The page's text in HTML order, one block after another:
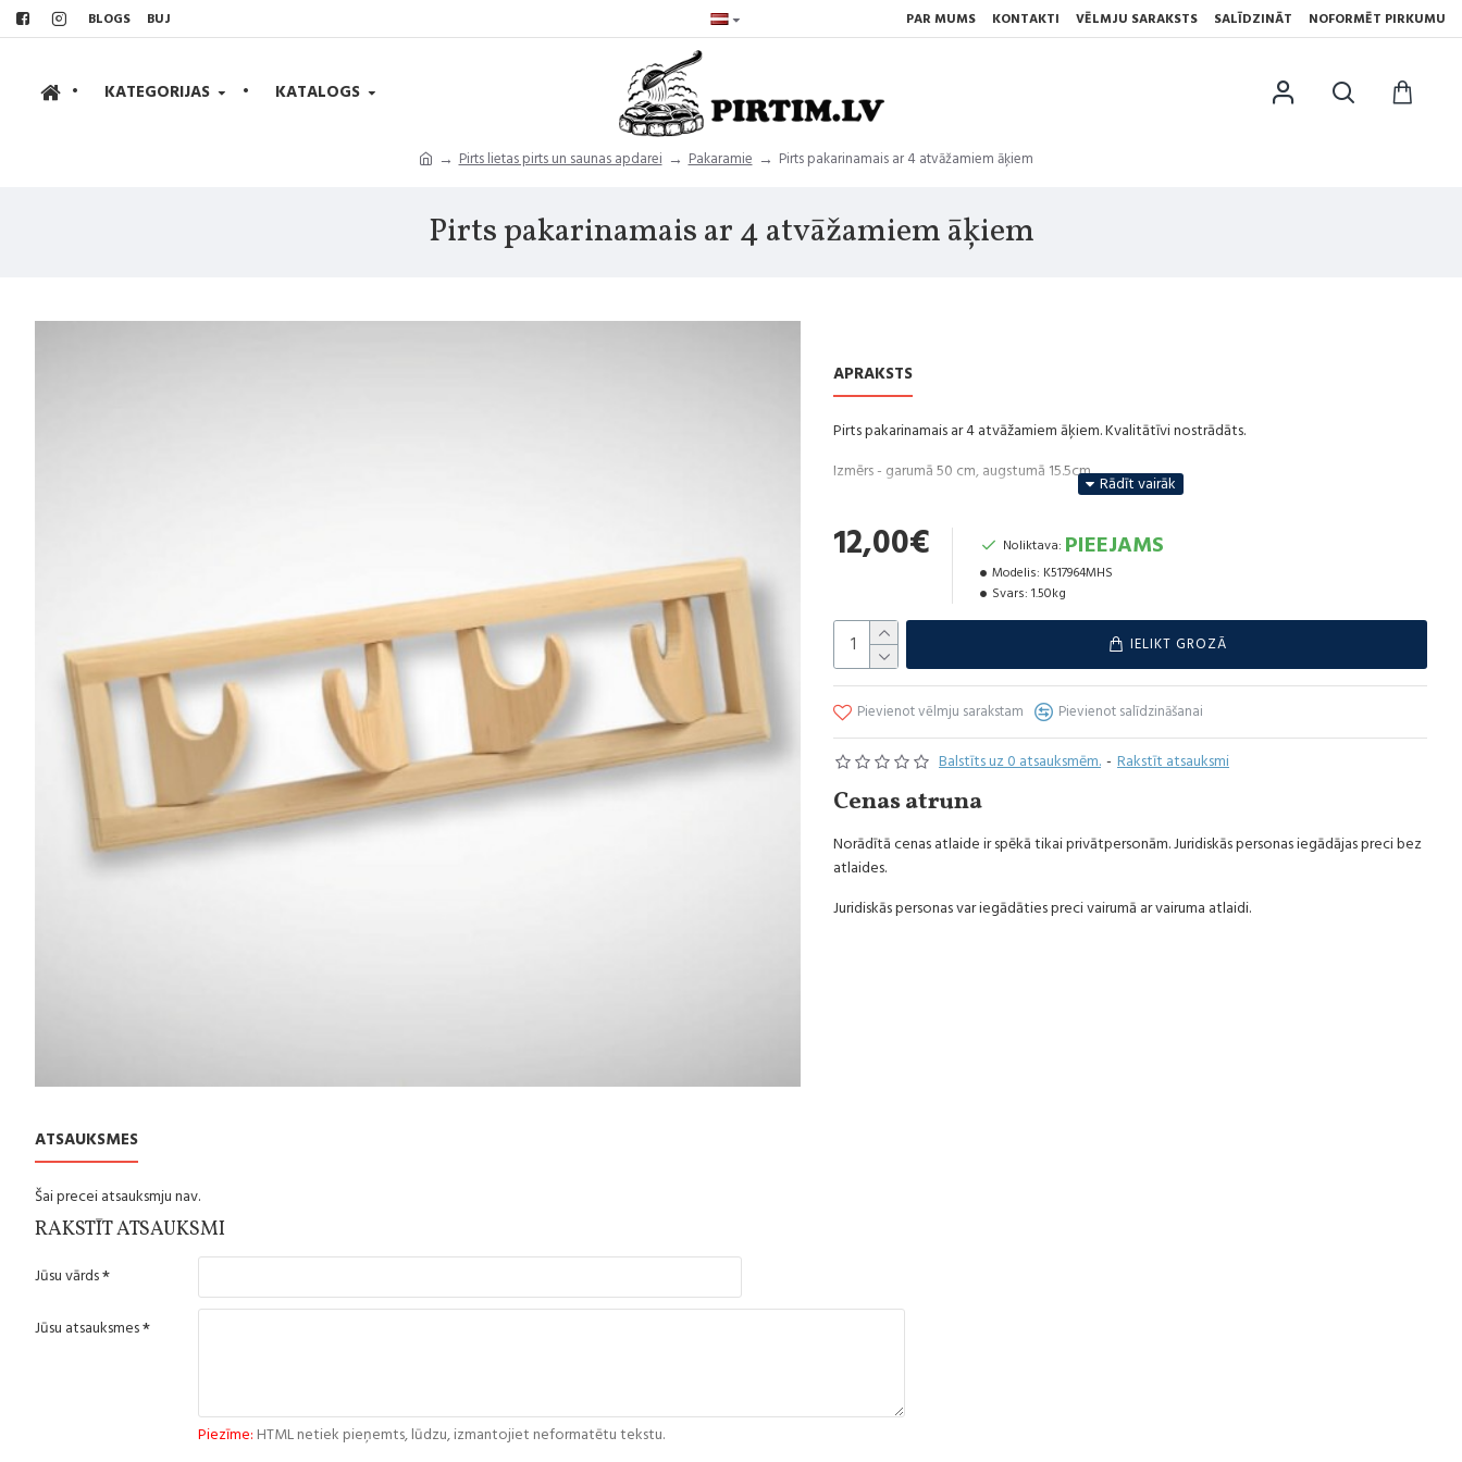
BLOGS BUJ PAR MUMS KONTAKTI VĒLMJU SARAKSTS SALĪDZINĀT NOFORMĒT PIRKUMU
• KATEGORIJAS • KATALOGS
Pirts lietas pirts un saunas apdarei Pakaramie Pirts pakarinamais ar 4 atvāžamiem āķiem
Pirts pakarinamais ar 4 atvāžamiem āķiem
APRAKSTS
Pirts pakarinamais ar 4 atvāžamiem āķiem. Kvalitātīvi nostrādāts.
Izmērs - garumā 50 cm, augstumā 15.5cm.
Cena par gab.
Balstīts uz 0 atsauksmēm. - Rakstīt atsauksmi
12,00€ Noliktava: PIEEJAMS
Modelis: K517964MHS
Svars: 1.50kg
IELIKT GROZĀ
Pievienot vēlmju sarakstam Pievienot salīdzināšanai
Cenas atruna
Norādītā cenas atlaide ir spēkā tikai privātpersonām. Juridiskās personas iegādājas preci bez
atlaides.
Juridiskās personas var iegādāties preci vairumā ar vairuma atlaidi.
ATSAUKSMES
Šai precei atsauksmju nav.
RAKSTĪT ATSAUKSMI
Jūsu vārds
Jūsu atsauksmes
Piezīme: HTML netiek pieņemts, lūdzu, izmantojiet neformatētu tekstu.